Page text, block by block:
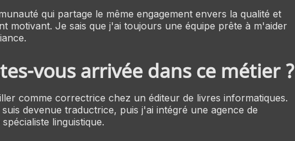
qui partage le même engagement envers la qualité et
motivant. Je sais que j'ai toujours une équipe prête à m'aider
vous arrivée dans ce métier ?
comme correctrice chez un éditeur de livres informatiques.
devenue traductrice, puis j'ai intégré une agence de
linguistique.